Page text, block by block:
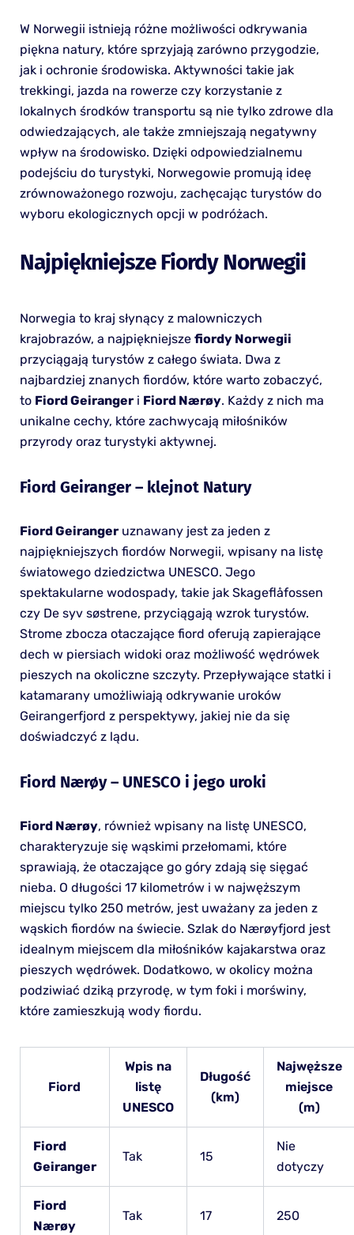
W Norwegii istnieją różne możliwości odkrywania
piękna natury, które sprzyjają zarówno przygodzie,
jak i ochronie środowiska. Aktywności takie jak
trekkingi, jazda na rowerze czy korzystanie z
lokalnych środków transportu są nie tylko zdrowe dla
odwiedzających, ale także zmniejszają negatywny
wpływ na środowisko. Dzięki odpowiedzialnemu
podejściu do turystyki, Norwegowie promują ideę
zrównoważonego rozwoju, zachęcając turystów do
wyboru ekologicznych opcji w podróżach.
Najpiękniejsze Fiordy Norwegii
Norwegia to kraj słynący z malowniczych
krajobrazów, a najpiękniejsze fiordy Norwegii
przyciągają turystów z całego świata. Dwa z
najbardziej znanych fiordów, które warto zobaczyć,
to Fiord Geirangeri Fiord Nærøy. Każdy z nich ma
unikalne cechy, które zachwycają miłośników
przyrody oraz turystyki aktywnej.
Fiord Geiranger – klejnot Natury
Fiord Geirangeruznawany jest za jeden z
najpiękniejszych fiordów Norwegii, wpisany na listę
światowego dziedzictwa UNESCO. Jego
spektakularne wodospady, takie jak Skageflåfossen
czy De syv søstrene, przyciągają wzrok turystów.
Strome zbocza otaczające fiord oferują zapierające
dech w piersiach widoki oraz możliwość wędrówek
pieszych na okoliczne szczyty. Przepływające statki i
katamarany umożliwiają odkrywanie uroków
Geirangerfjord z perspektywy, jakiej nie da się
doświadczyć z lądu.
Fiord Nærøy – UNESCO i jego uroki
Fiord Nærøy, również wpisany na listę UNESCO,
charakteryzuje się wąskimi przełomami, które
sprawiają, że otaczające go góry zdają się sięgać
nieba. O długości 17 kilometrów i w najwęższym
miejscu tylko 250 metrów, jest uważany za jeden z
wąskich fiordów na świecie. Szlak do Nærøyfjord jest
idealnym miejscem dla miłośników kajakarstwa oraz
pieszych wędrówek. Dodatkowo, w okolicy można
podziwiać dziką przyrodę, w tym foki i morświny,
które zamieszkują wody fiordu.
Fiord
Wpis na
listę
UNESCO
Długość
(km)
Najwęższe
miejsce
(m)
Fiord
Geiranger
Tak 15
Nie
dotyczy
Fiord
Nærøy
Tak 17 250